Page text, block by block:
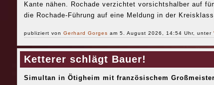
Kante nähen. Rochade verzichtet vorsichtshalber auf
die Rochade-Führung auf eine Meldung in der
publiziert von Gerhard Gorges am 5. August 2026, 14:54 Uhr, unter
Ketterer schlägt Bauer!
Simultan in Ötigheim mit französischem